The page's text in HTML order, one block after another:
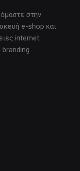
στην
e-shop και
internet
branding.